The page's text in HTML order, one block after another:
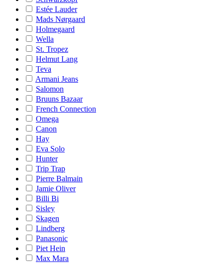
Estée Lauder
Mads Nørgaard
Holmegaard
Wella
St. Tropez
Helmut Lang
Teva
Armani Jeans
Salomon
Bruuns Bazaar
French Connection
Omega
Canon
Hay
Eva Solo
Hunter
Trip Trap
Pierre Balmain
Jamie Oliver
Billi Bi
Sisley
Skagen
Lindberg
Panasonic
Piet Hein
Max Mara